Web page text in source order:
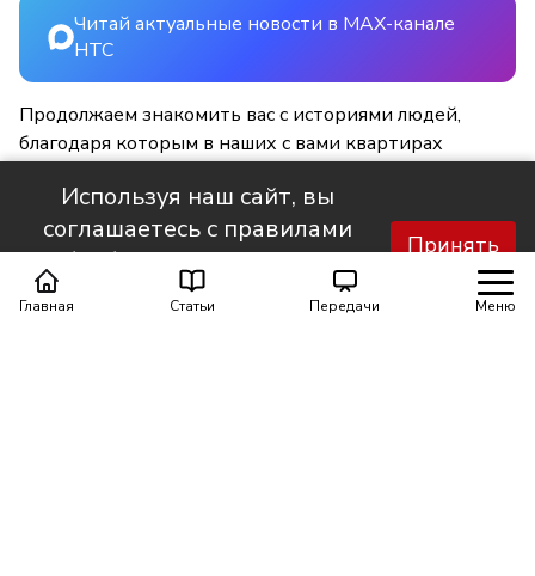
Главная Статьи Передачи Меню
Читай актуальные новости в MAX-канале
НТС
Продолжаем знакомить вас с историями людей,
благодаря которым в наших с вами квартирах
Используя наш сайт, вы
соглашаетесь с правилами
обработки персональных
данных.
Принять